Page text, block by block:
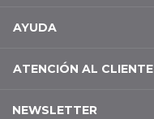
AYUDA
ATENCIÓN AL CLIENTE
NEWSLETTER